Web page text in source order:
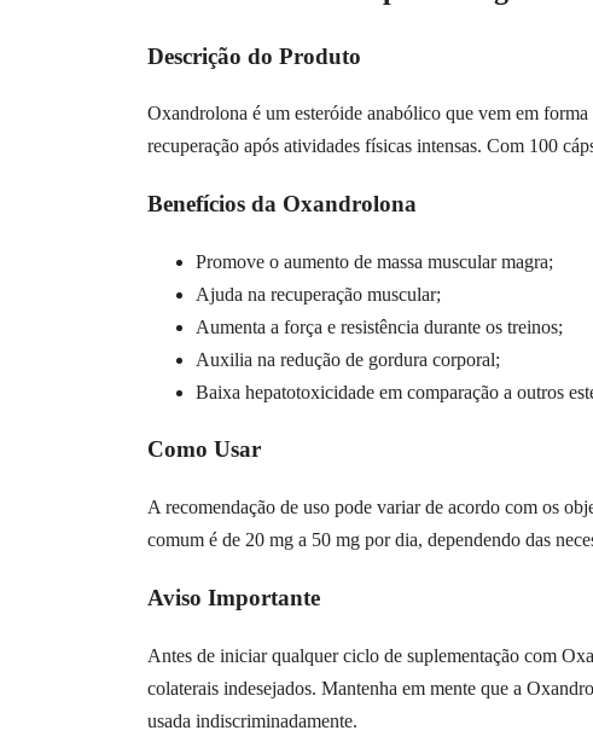
Descrição do Produto
Oxandrolona é um esteróide anabólico que vem em
recuperação após atividades físicas intensas. Com 100
Benefícios da Oxandrolona
Promove o aumento de massa muscular magra;
Ajuda na recuperação muscular;
Aumenta a força e resistência durante os treinos;
Auxilia na redução de gordura corporal;
Baixa hepatotoxicidade em comparação a outros
Como Usar
A recomendação de uso pode variar de acordo com os
comum é de 20 mg a 50 mg por dia, dependendo das
Aviso Importante
Antes de iniciar qualquer ciclo de suplementação com
colaterais indesejados. Mantenha em mente que a
usada indiscriminadamente.